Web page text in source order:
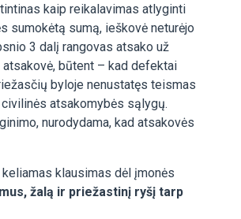
kaip reikalavimas atlyginti
sumokėtą sumą, ieškovė neturėjo
3 dalį rangovas atsako už
būtent – kad defektai
byloje nenustatęs teismas
atsakomybės sąlygų.
nurodydama, kad atsakovės
klausimas dėl įmonės
žalą ir priežastinį ryšį tarp